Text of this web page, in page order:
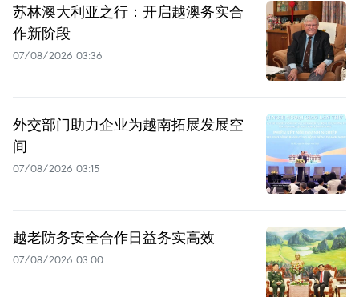
苏林澳大利亚之行：开启越澳务实合
作新阶段
07/08/2026 03:36
外交部门助力企业为越南拓展发展空
间
07/08/2026 03:15
越老防务安全合作日益务实高效
07/08/2026 03:00